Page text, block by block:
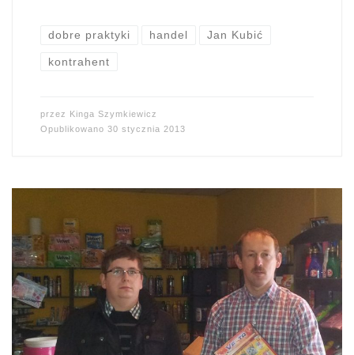
dobre praktyki handel Jan Kubić
kontrahent
przez Kinga Szymkiewicz
Opublikowano 30 stycznia 2013